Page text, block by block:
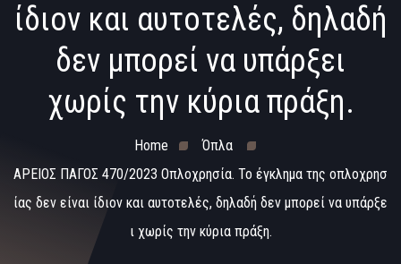
ίδιον και αυτοτελές, δηλαδή
δεν μπορεί να υπάρξει
χωρίς την κύρια πράξη.
Home
Όπλα
ΑΡΕΙΟΣ ΠΑΓΟΣ 470/2023 Οπλοχρησία. Το έγκλημα της οπλοχρησ
ίας δεν είναι ίδιον και αυτοτελές, δηλαδή δεν μπορεί να υπάρξε
ι χωρίς την κύρια πράξη.